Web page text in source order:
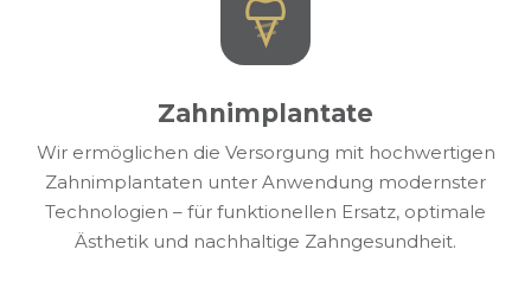
Zahnimplantate
Wir ermöglichen die Versorgung mit hochwertigen
Zahnimplantaten unter Anwendung modernster
Technologien – für funktionellen Ersatz, optimale
Ästhetik und nachhaltige Zahngesundheit.